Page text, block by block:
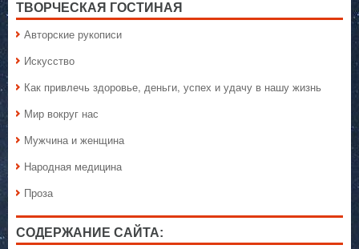
ТВОРЧЕСКАЯ ГОСТИНАЯ
Авторские рукописи
Искусство
Как привлечь здоровье, деньги, успех и удачу в нашу жизнь
Мир вокруг нас
Мужчина и женщина
Народная медицина
Проза
СОДЕРЖАНИЕ САЙТА: